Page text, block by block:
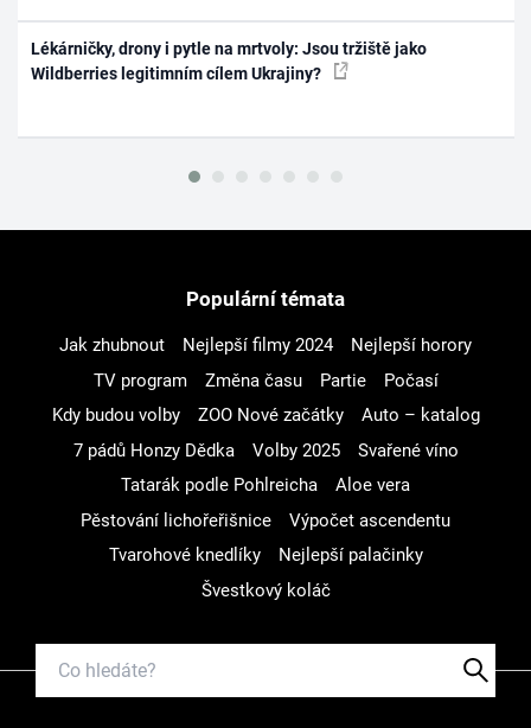
Lékárničky, drony i pytle na mrtvoly: Jsou tržiště jako
Wildberries legitimním cílem Ukrajiny?
Populární témata
Jak zhubnout Nejlepší filmy 2024
Nejlepší horory
TV program
Změna času Partie
Počasí
Kdy budou volby
ZOO Nové začátky
Auto – katalog
7 pádů Honzy Dědka
Volby 2025
Svařené víno
Tatarák podle Pohlreicha
Aloe vera
Pěstování lichořeřišnice
Výpočet ascendentu
Tvarohové knedlíky
Nejlepší palačinky
Švestkový koláč